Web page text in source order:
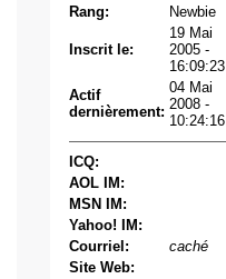
Rang:
Newbie
Inscrit le:
19 Mai
2005 -
16:09:23
Actif
dernièrement:
04 Mai
2008 -
10:24:16
ICQ:
AOL IM:
MSN IM:
Yahoo! IM:
Courriel:
caché
Site Web: